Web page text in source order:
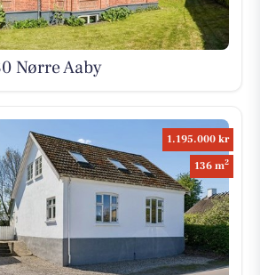
Nørre Aaby
1.195.000 kr
136 m2